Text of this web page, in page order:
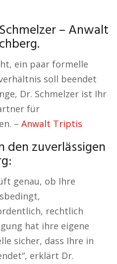
– Anwalt
ein paar formelle
soll beendet
Dr. Schmelzer ist Ihr
für
– Anwalt Triptis
zuverlässigen
genau, ob Ihre
rechtlich
hat ihre eigene
sicher, dass Ihre in
erklärt Dr.